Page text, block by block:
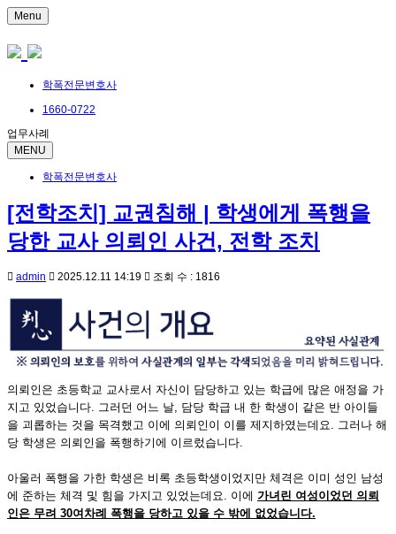
Menu
학폭전문변호사
1660-0722
업무사례
MENU
학폭전문변호사
[전학조치] 교권침해 | 학생에게 폭행을
당한 교사 의뢰인 사건, 전학 조치
admin 2025.12.11 14:19 조회 수 : 1816
의뢰인은 초등학교 교사로서 자신이 담당하고 있는 학급에 많은 애정을 가
지고 있었습니다. 그러던 어느 날, 담당 학급 내 한 학생이 같은 반 아이들
을 괴롭하는 것을 목격했고 이에 의뢰인이 이를 제지하였는데요. 그러나 해
당 학생은 의뢰인을 폭행하기에 이르렀습니다.
아울러 폭행을 가한 학생은 비록 초등학생이었지만 체격은 이미 성인 남성
에 준하는 체격 및 힘을 가지고 있었는데요. 이에 가녀린 여성이었던 의뢰
인은 무려 30여차례 폭행을 당하고 있을 수 밖에 없었습니다.